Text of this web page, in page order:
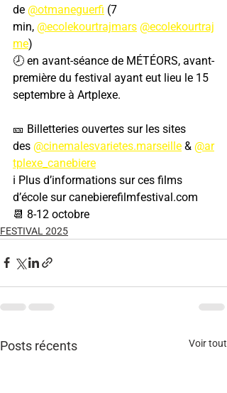
de @otmaneguerfi (7
min, @ecolekourtrajmars @ecolekourtraj
me)
🕗 en avant-séance de MÉTÉORS, avant-
première du festival ayant eut lieu le 15
septembre à Artplexe.
🎫 Billetteries ouvertes sur les sites
des @cinemalesvarietes.marseille & @ar
tplexe_canebiere
ℹ️ Plus d’informations sur ces films
d’école sur canebierefilmfestival.com
📆 8-12 octobre
FESTIVAL 2025
Posts récents Voir tout